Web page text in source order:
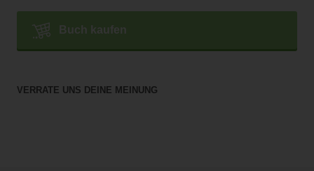
Buch kaufen
VERRATE UNS DEINE MEINUNG